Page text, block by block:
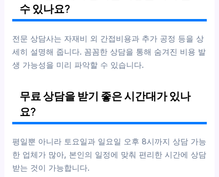
수 있나요?
전문 상담사는 자재비 외 간접비용과 추가 공정 등을 상
세히 설명해 줍니다. 꼼꼼한 상담을 통해 숨겨진 비용 발
생 가능성을 미리 파악할 수 있습니다.
무료 상담을 받기 좋은 시간대가 있나
요?
평일뿐 아니라 토요일과 일요일 오후 8시까지 상담 가능
한 업체가 많아, 본인의 일정에 맞춰 편리한 시간에 상담
받는 것이 가능합니다.